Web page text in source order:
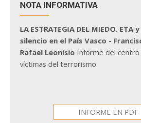
NOTA INFORMATIVA
LA ESTRATEGIA DEL MIEDO. ETA
silencio en el País Vasco -
Rafael Leonisio Informe del centro
víctimas del terrorismo
INFORME EN PDF